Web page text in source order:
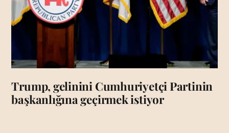
Trump, gelinini Cumhuriyetçi Partinin
başkanlığına geçirmek istiyor